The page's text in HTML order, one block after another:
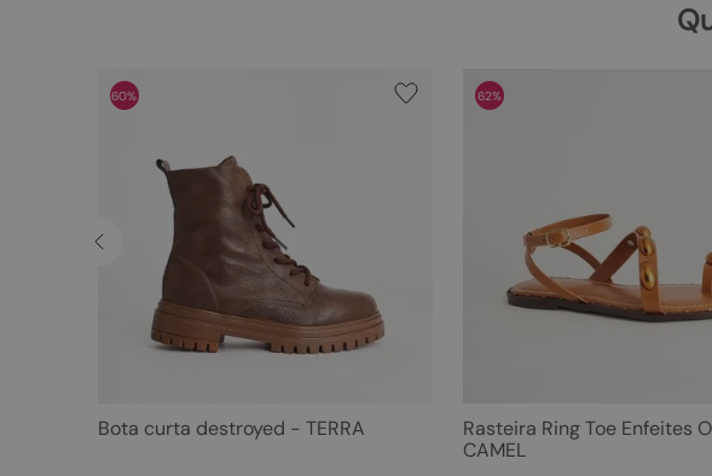
60%
Bota curta destroyed - TERRA
62%
Rasteira Ring Toe Enfeites
CAMEL